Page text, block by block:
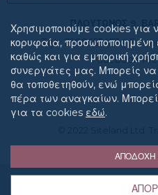
ΠΛΟΥΤΩΝΟΣ 9,
Τηλ: 2109655453|E-
Facebook
Όροι
Χρησιμοποιούμε cookies
κορυφαία,
καθώς και για εμπορική
συνεργάτες μας. Μπορείς
θα τοποθετηθούν, ενώ
πέρα των αναγκαίων.
για τα cookies εδώ.
ΑΠΟΔΟΧΉ